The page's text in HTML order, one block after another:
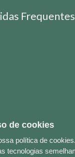
Frequentes
de cookies
política de
tecnologias